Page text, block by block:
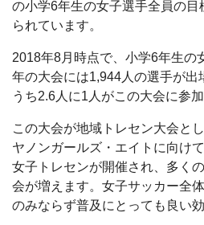
の小学6年生の女子選手全員の
られています。
2018年8月時点で、小学6年生の
年の大会には1,944人の選手が出
うち2.6人に1人がこの大会に参
この大会が地域トレセン大会と
ヤノンガールズ・エイトに向け
女子トレセンが開催され、多く
会が増えます。女子サッカー全
のみならず普及にとっても良い